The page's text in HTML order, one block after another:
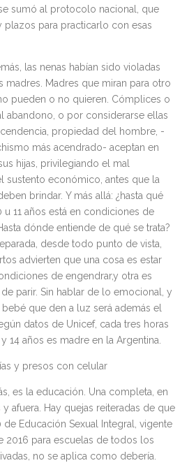
sumó al protocolo nacional, que
plazos para practicarlo con esas
las nenas habían sido violadas
madres. Madres que miran para otro
pueden o no quieren. Cómplices o
abandono, o por considerarse ellas
propiedad del hombre, -
más acendrado- aceptan en
hijas, privilegiando el mal
sustento económico, antes que la
brindar. Y más allá: ¿hasta qué
u 11 años está en condiciones de
dónde entiende de qué se trata?
desde todo punto de vista,
advierten que una cosa es estar
de engendrar,y otra es
parir. Sin hablar de lo emocional, y
que den a luz será además el
datos de Unicef, cada tres horas
14 años es madre en la Argentina.
y presos con celular
es la educación. Una completa, en
afuera. Hay quejas reiteradas de que
de Educación Sexual Integral, vigente
2016 para escuelas de todos los
no se aplica como debería.